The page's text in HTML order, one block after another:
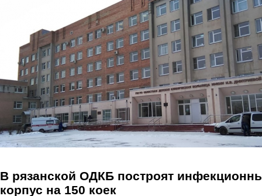
Перейти к основному содержанию
В рязанской ОДКБ построят
корпус на 150 коек